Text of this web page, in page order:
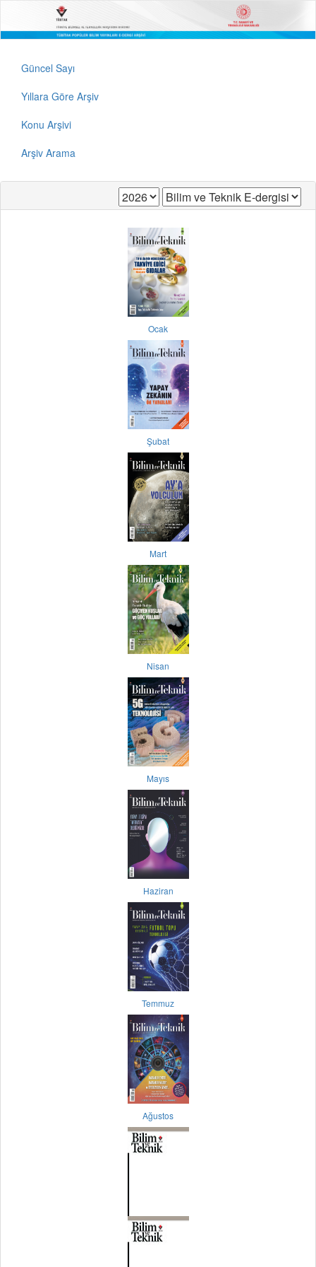
Güncel Sayı
Yıllara Göre Arşiv
Konu Arşivi
Arşiv Arama
Ocak
Şubat
Mart
Nisan
Mayıs
Haziran
Temmuz
Ağustos